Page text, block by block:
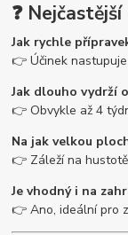
❓
Jak rychle
👉 Účinek
Jak dlouho vydrží
👉 Obvykle až 4
Na jak velkou
👉 Záleží na
Je vhodný i na
👉 Ano, ideální pro